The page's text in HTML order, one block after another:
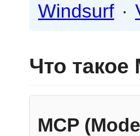
Windsurf ·
Что такое
MCP